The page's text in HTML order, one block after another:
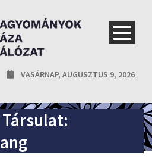
VASÁRNAP, AUGUSZTUS 9, 2026